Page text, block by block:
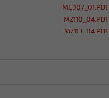
ME007_01.PDF
MZ110_04.PDF
MZ113_04.PDF